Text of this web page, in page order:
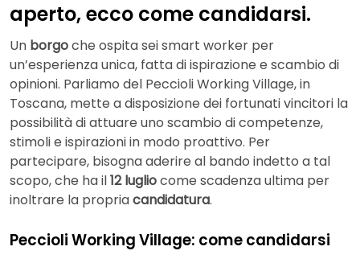
aperto, ecco come candidarsi.
Un borgoche ospita sei smart worker per
un’esperienza unica, fatta di ispirazione e scambio di
opinioni. Parliamo del Peccioli Working Village, in
Toscana, mette a disposizione dei fortunati vincitori la
possibilità di attuare uno scambio di competenze,
stimoli e ispirazioni in modo proattivo. Per
partecipare, bisogna aderire al bando indetto a tal
scopo, che ha il12 lugliocome scadenza ultima per
inoltrare la propriacandidatura.
Peccioli Working Village: come candidarsi